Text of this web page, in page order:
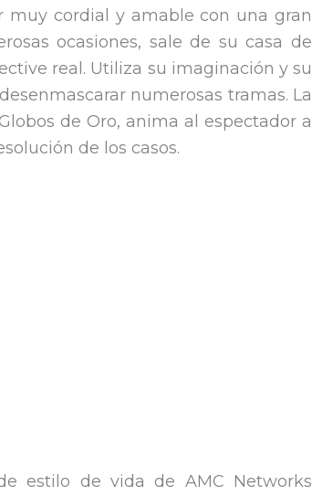
muy cordial y amable con una gran
ocasiones, sale de su casa de
real. Utiliza su imaginación y su
numerosas tramas. La
de Oro, anima al espectador a
de los casos.
estilo de vida de AMC Networks